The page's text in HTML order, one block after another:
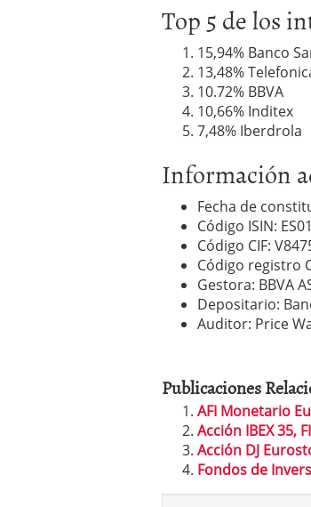
Top 5 de los
15,94% Banco
13,48%
10.72% BBVA
10,66% Inditex
7,48% Iberdrola
Información
Fecha de
Código ISIN:
Código CIF:
Código registro
Gestora: BBVA
Depositario:
Auditor: Price
Publicaciones
AFI Monetario
Acción IBEX 35, FI
Acción DJ
Fondos de